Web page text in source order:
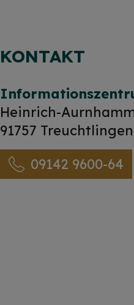
KONTAKT
Heinrich-
91757 Treuchtlingen
09142 9600-64